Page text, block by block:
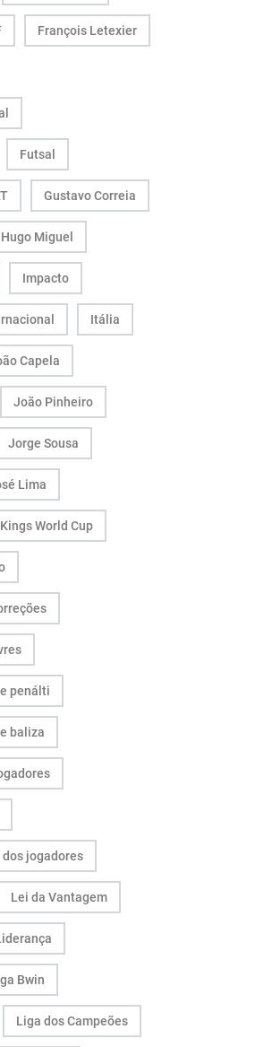
François Letexier
Futsal
Gustavo Correia
Hugo Miguel
Impacto
Itália
Capela
João Pinheiro
Jorge Sousa
Lima
Kings World Cup
penálti
baliza
jogadores
Lei da Vantagem
Bwin
Liga dos Campeões